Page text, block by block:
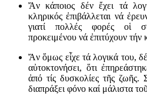
Ἄν κάποιος δέν ἔχει τά
κληρικός ἐπιβάλλεται νά
γιατί πολλές φορές οἱ
προκειμένου νά ἐπιτύχουν
Ἄν ὅμως εἶχε τά λογικά του,
αὐτοκτονήσει, ὅτι
ἀπό τίς δυσκολίες τῆς ζωῆς.
διαπράξει φόνο καί μάλιστα